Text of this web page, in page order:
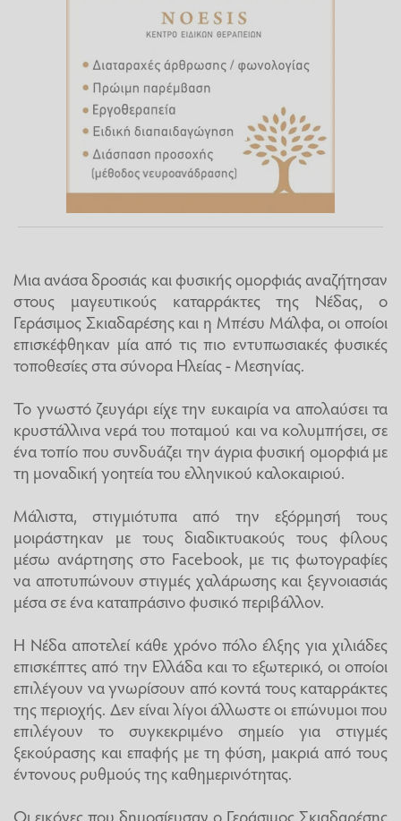
Μια ανάσα δροσιάς και φυσικής ομορφιάς αναζήτησαν
στους μαγευτικούς καταρράκτες της Νέδας, ο
Γεράσιμος Σκιαδαρέσης και η Μπέσυ Μάλφα, οι οποίοι
επισκέφθηκαν μία από τις πιο εντυπωσιακές φυσικές
τοποθεσίες στα σύνορα Ηλείας - Μεσηνίας.
Το γνωστό ζευγάρι είχε την ευκαιρία να απολαύσει τα
κρυστάλλινα νερά του ποταμού και να κολυμπήσει, σε
ένα τοπίο που συνδυάζει την άγρια φυσική ομορφιά με
τη μοναδική γοητεία του ελληνικού καλοκαιριού.
Μάλιστα, στιγμιότυπα από την εξόρμησή τους
μοιράστηκαν με τους διαδικτυακούς τους φίλους
μέσω ανάρτησης στο Facebook, με τις φωτογραφίες
να αποτυπώνουν στιγμές χαλάρωσης και ξεγνοιασιάς
μέσα σε ένα καταπράσινο φυσικό περιβάλλον.
Η Νέδα αποτελεί κάθε χρόνο πόλο έλξης για χιλιάδες
επισκέπτες από την Ελλάδα και το εξωτερικό, οι οποίοι
επιλέγουν να γνωρίσουν από κοντά τους καταρράκτες
της περιοχής. Δεν είναι λίγοι άλλωστε οι επώνυμοι που
επιλέγουν το συγκεκριμένο σημείο για στιγμές
ξεκούρασης και επαφής με τη φύση, μακριά από τους
έντονους ρυθμούς της καθημερινότητας.
Οι εικόνες που δημοσίευσαν ο Γεράσιμος Σκιαδαρέσης